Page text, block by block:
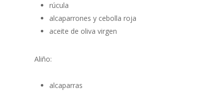
rúcula
alcaparrones y cebolla roja
aceite de oliva virgen
Aliño:
alcaparras